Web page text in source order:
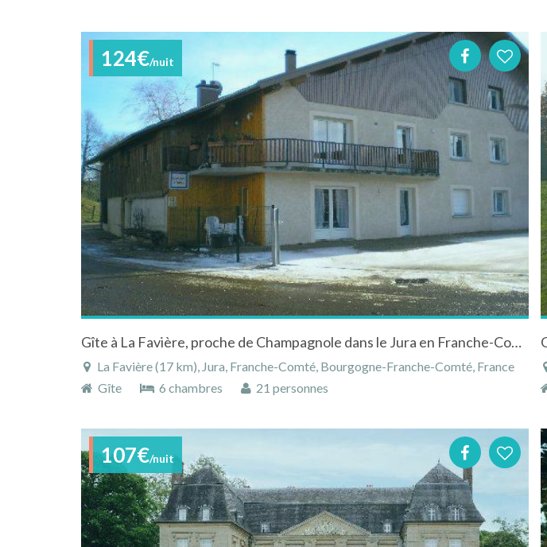
124€/nuit
Gîte à La Favière, proche de Champagnole dans le Jura en Franche-Comté, au calme à la ferme
La Favière (17 km), Jura, Franche-Comté, Bourgogne-Franche-Comté, France
Gîte
6 chambres 21 personnes
107€/nuit